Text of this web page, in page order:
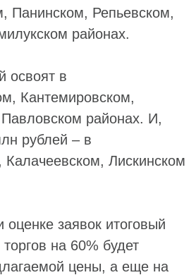
Панинском, Репьевском,
районах.
освоят в
Кантемировском,
районах. И,
рублей – в
Калачеевском, Лискинском
заявок итоговый
на 60% будет
цены, а еще на